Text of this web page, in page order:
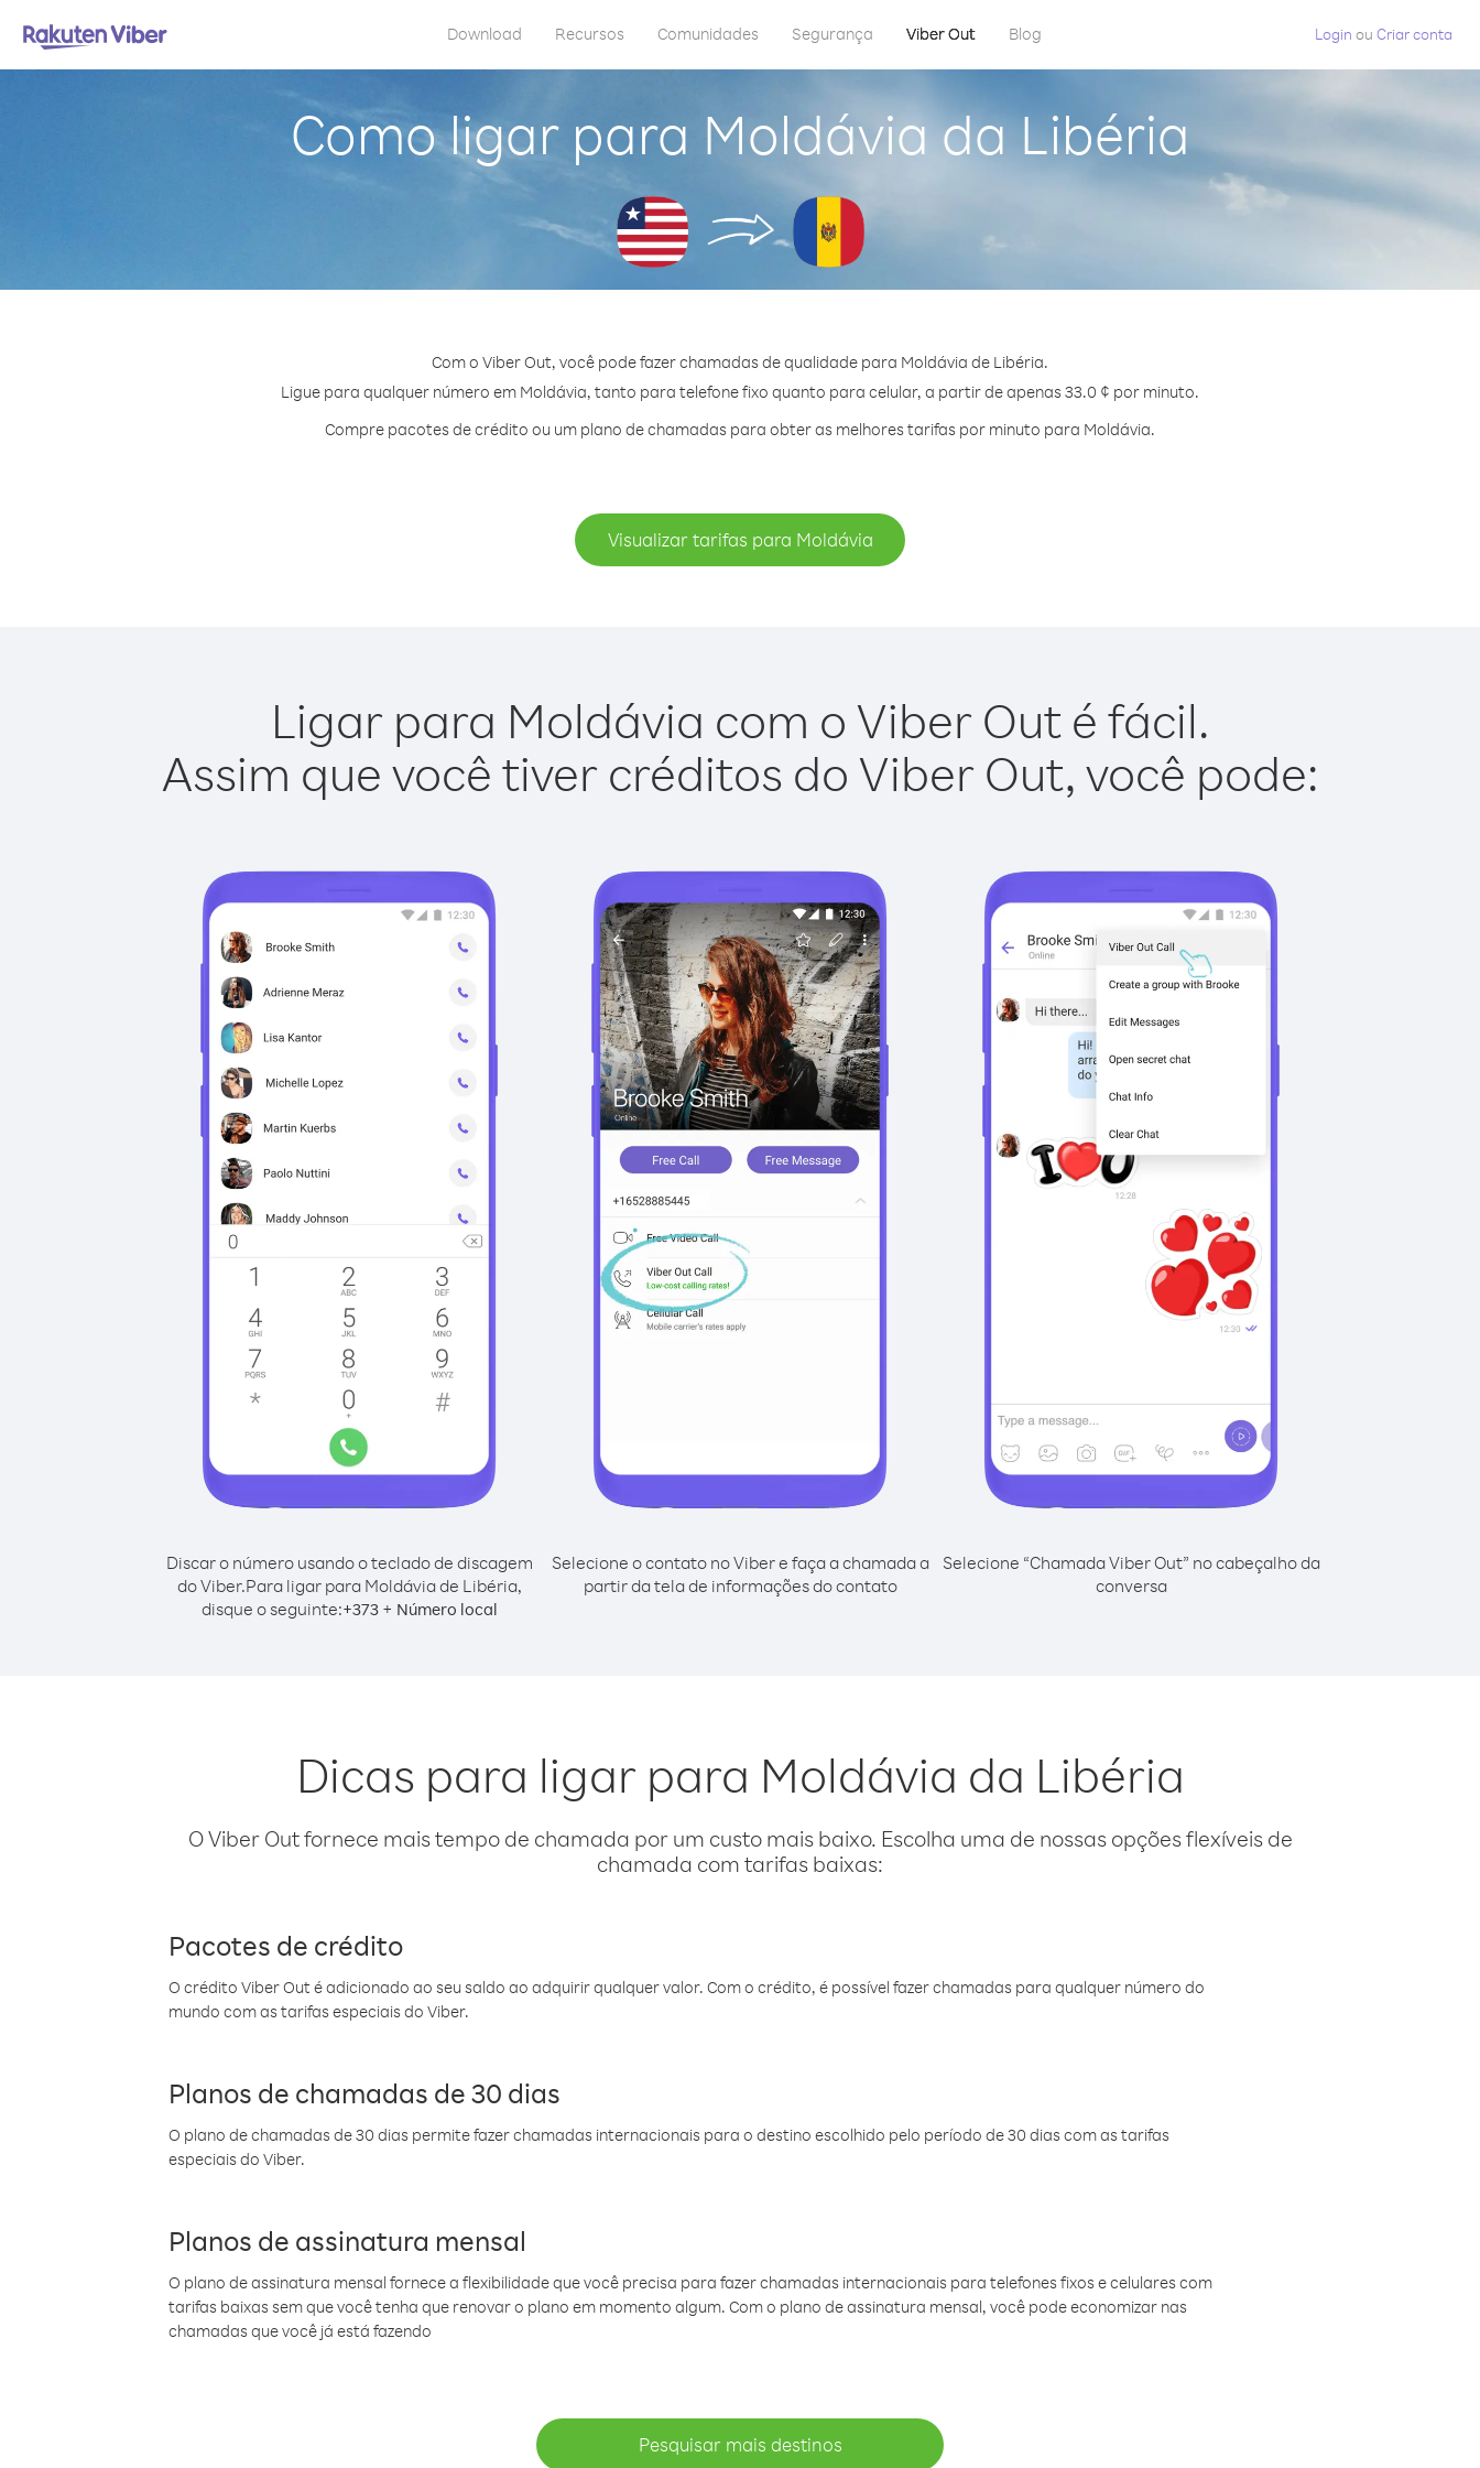
Download Recursos Comunidades Segurança Viber Out Blog Login ou Criar conta
Como ligar para Moldávia da Libéria
Com o Viber Out, você pode fazer chamadas de qualidade para Moldávia de Libéria.
Ligue para qualquer número em Moldávia, tanto para telefone fixo quanto para celular, a partir de apenas 33.0 ¢ por minuto.
Compre pacotes de crédito ou um plano de chamadas para obter as melhores tarifas por minuto para Moldávia.
Visualizar tarifas para Moldávia
Ligar para Moldávia com o Viber Out é fácil.
Assim que você tiver créditos do Viber Out, você pode:
Discar o número usando o teclado de discagem
do Viber.Para ligar para Moldávia de Libéria,
disque o seguinte:+373+ Número local
Selecione o contato no Viber e faça a chamada a
partir da tela de informações do contato
Selecione “Chamada Viber Out” no cabeçalho da
conversa
Dicas para ligar para Moldávia da Libéria
O Viber Out fornece mais tempo de chamada por um custo mais baixo. Escolha uma de nossas opções flexíveis de
chamada com tarifas baixas:
Pacotes de crédito
O crédito Viber Out é adicionado ao seu saldo ao adquirir qualquer valor. Com o crédito, é possível fazer chamadas para qualquer número do
mundo com as tarifas especiais do Viber.
Planos de chamadas de 30 dias
O plano de chamadas de 30 dias permite fazer chamadas internacionais para o destino escolhido pelo período de 30 dias com as tarifas
especiais do Viber.
Planos de assinatura mensal
O plano de assinatura mensal fornece a flexibilidade que você precisa para fazer chamadas internacionais para telefones fixos e celulares com
tarifas baixas sem que você tenha que renovar o plano em momento algum. Com o plano de assinatura mensal, você pode economizar nas
chamadas que você já está fazendo
Pesquisar mais destinos